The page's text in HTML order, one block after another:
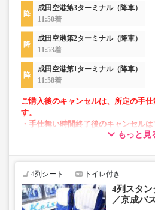
成田空港第3ターミナル（降車）
11:50着
成田空港第2ターミナル（降車）
11:53着
成田空港第1ターミナル（降車）
11:58着
ご購入後のキャンセルは、所定の手
す。
・手仕舞い時間終了後のキャンセル
・空港発：始発地出発時刻の10分前
・空港方面：前日の22時まで
・AM2～5時の間は「予約・変更」
もっと見
4列シート トイレ付き
4列スタ
／京成バ